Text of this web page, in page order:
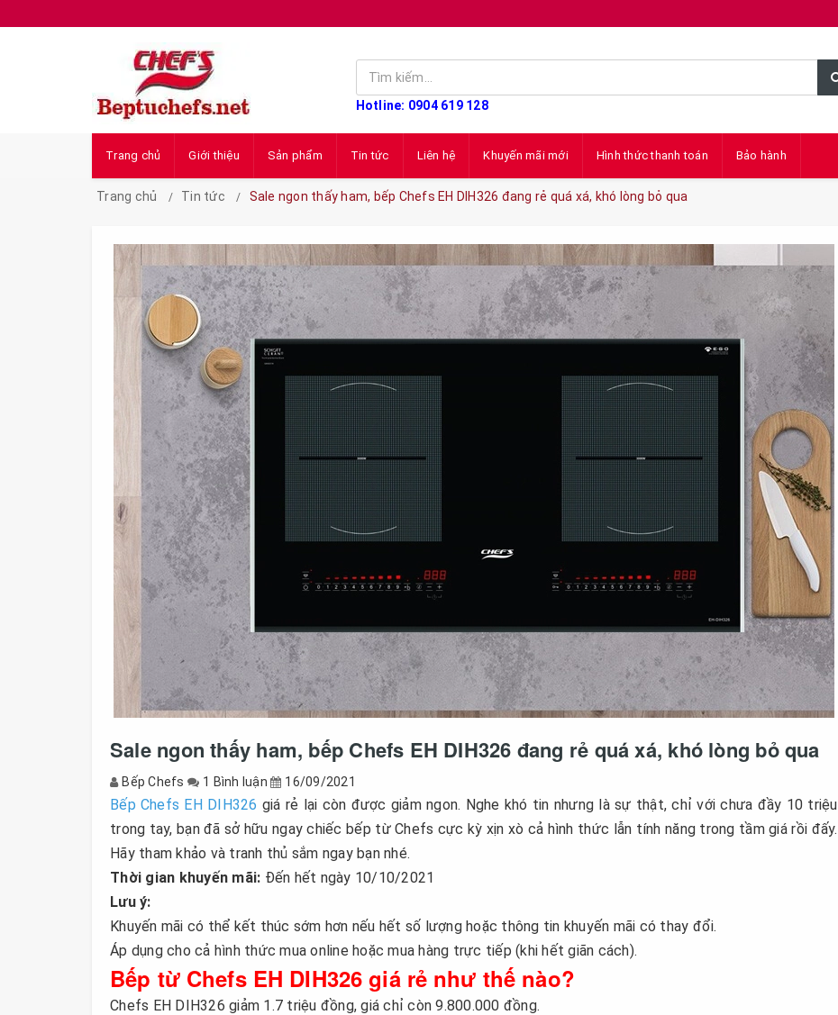
Hotline: 0904 619 128
Trang chủ Giới thiệu Sản phẩm Tin tức Liên hệ Khuyến mãi mới Hình thức thanh toán Bảo hành
Trang chủ Tin tức Sale ngon thấy ham, bếp Chefs EH DIH326 đang rẻ quá xá, khó lòng bỏ qua
Sale ngon thấy ham, bếp Chefs EH DIH326 đang rẻ quá xá, khó lòng bỏ qua
Bếp Chefs 1 Bình luận 16/09/2021
Bếp Chefs EH DIH326 giá rẻ lại còn được giảm ngon. Nghe khó tin nhưng là sự thật, chỉ với chưa đầy 10 triệu
trong tay, bạn đã sở hữu ngay chiếc bếp từ Chefs cực kỳ xịn xò cả hình thức lẫn tính năng trong tầm giá rồi đấy.
Hãy tham khảo và tranh thủ sắm ngay bạn nhé.
Thời gian khuyến mãi: Đến hết ngày 10/10/2021
Lưu ý:
Khuyến mãi có thể kết thúc sớm hơn nếu hết số lượng hoặc thông tin khuyến mãi có thay đổi.
Áp dụng cho cả hình thức mua online hoặc mua hàng trực tiếp (khi hết giãn cách).
Bếp từ Chefs EH DIH326 giá rẻ như thế nào?
Chefs EH DIH326 giảm 1.7 triệu đồng, giá chỉ còn 9.800.000 đồng.